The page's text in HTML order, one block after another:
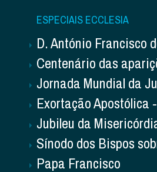
ESPECIAIS ECCLESIA
D. António Francisco
Centenário das
Jornada Mundial da
Exortação Apostólica
Jubileu da
Sínodo dos Bispos
Papa Francisco